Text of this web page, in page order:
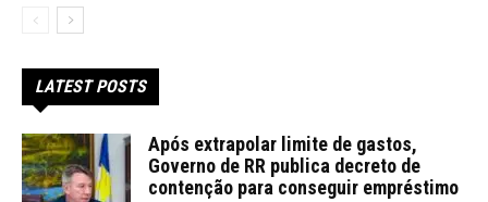
LATEST POSTS
Após extrapolar limite de gastos,
Governo de RR publica decreto de
contenção para conseguir empréstimo